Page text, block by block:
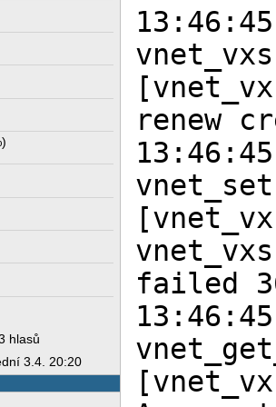
)
hlasů
3.4. 20:20
renew
failed